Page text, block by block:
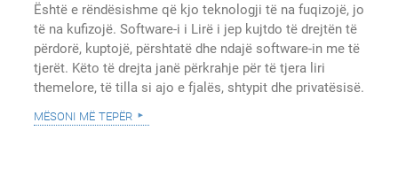
Është e rëndësishme që kjo teknologji të na fuqizojë, jo
të na kufizojë. Software-i i Lirë i jep kujtdo të drejtën të
përdorë, kuptojë, përshtatë dhe ndajë software-in me të
tjerët. Këto të drejta janë përkrahje për të tjera liri
themelore, të tilla si ajo e fjalës, shtypit dhe privatësisë.
mësoni më tepër